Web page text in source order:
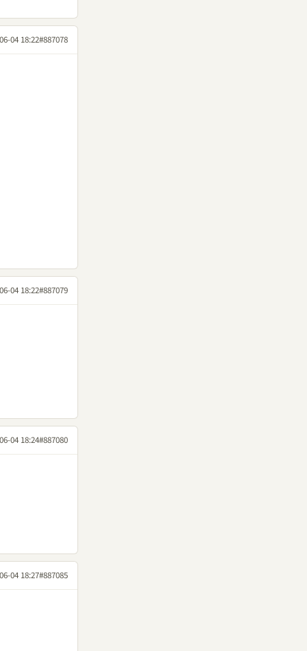
04 18:22#887078
04 18:22#887079
04 18:24#887080
04 18:27#887085